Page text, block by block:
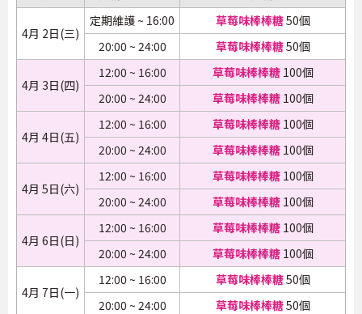
4月 2日(三)
定期維護 ~ 16:00 草莓味棒棒糖50個
20:00 ~ 24:00
草莓味棒棒糖50個
4月 3日(四)
12:00 ~ 16:00 草莓味棒棒糖100個
20:00 ~ 24:00
草莓味棒棒糖100個
4月 4日(五)
12:00 ~ 16:00 草莓味棒棒糖100個
20:00 ~ 24:00
草莓味棒棒糖100個
4月 5日(六)
12:00 ~ 16:00 草莓味棒棒糖100個
20:00 ~ 24:00
草莓味棒棒糖100個
4月 6日(日)
12:00 ~ 16:00 草莓味棒棒糖100個
20:00 ~ 24:00
草莓味棒棒糖100個
4月 7日(一)
12:00 ~ 16:00 草莓味棒棒糖50個
20:00 ~ 24:00
草莓味棒棒糖50個